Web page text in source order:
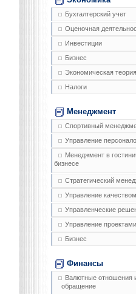
Бухгалтерский учет
Оценочная
Инвестиции
Бизнес
Экономическая теория
Налоги
Менеджмент
Спортивный
Управление
Менеджмент в
бизнесе
Стратегический
Управление качеством
Управленческие
Управление проектами
Бизнес
Финансы
Валютные отношения
обращение